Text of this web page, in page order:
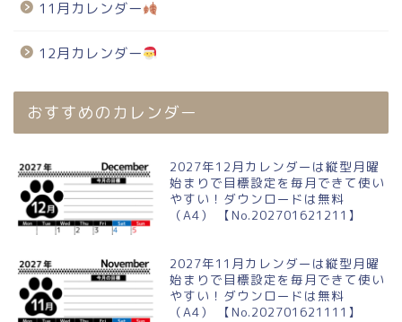
11月カレンダー
12月カレンダー
おすすめのカレンダー
2027年12月カレンダーは縦型月曜
始まりで目標設定を毎月できて使い
やすい！ダウンロードは無料
（A4） 【No.202701621211】
2027年11月カレンダーは縦型月曜
始まりで目標設定を毎月できて使い
やすい！ダウンロードは無料
（A4） 【No.202701621111】